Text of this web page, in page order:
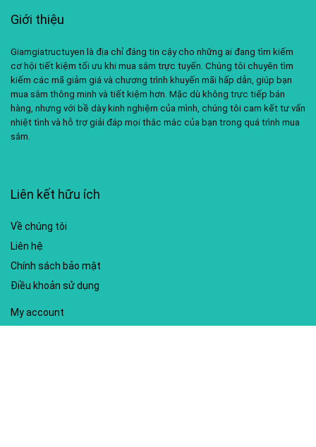
Giới thiệu
Giamgiatructuyen là địa chỉ đáng tin cậy cho những ai đang tìm kiếm
cơ hội tiết kiệm tối ưu khi mua sắm trực tuyến. Chúng tôi chuyên tìm
kiếm các mã giảm giá và chương trình khuyến mãi hấp dẫn, giúp bạn
mua sắm thông minh và tiết kiệm hơn. Mặc dù không trực tiếp bán
hàng, nhưng với bề dày kinh nghiệm của mình, chúng tôi cam kết tư vấn
nhiệt tình và hỗ trợ giải đáp mọi thắc mắc của bạn trong quá trình mua
sắm.
Liên kết hữu ích
Về chúng tôi
Liên hệ
Chính sách bảo mật
Điều khoản sử dụng
My account